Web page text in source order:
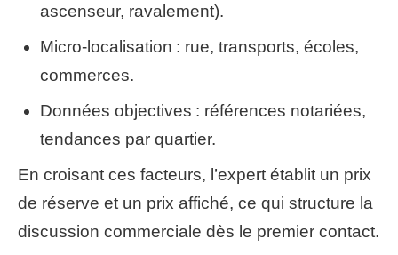
ascenseur, ravalement).
Micro-localisation : rue, transports, écoles,
commerces.
Données objectives : références notariées,
tendances par quartier.
En croisant ces facteurs, l’expert établit un prix
de réserve et un prix affiché, ce qui structure la
discussion commerciale dès le premier contact.